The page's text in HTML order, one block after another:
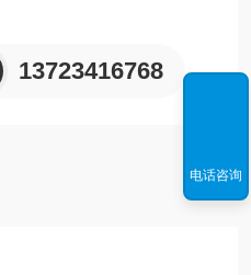
13723416768
电话咨询